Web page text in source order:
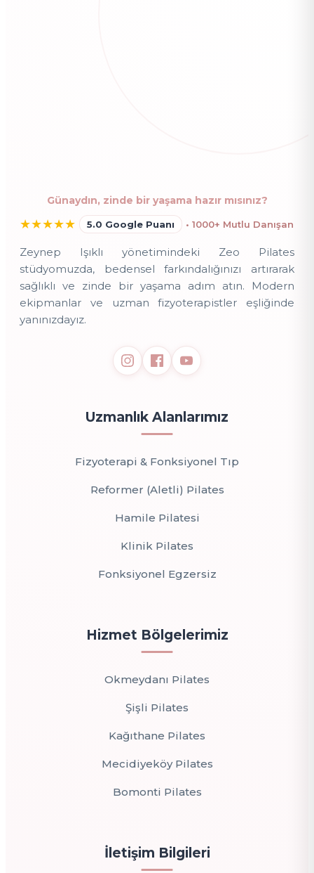
Günaydın, zinde bir yaşama hazır mısınız?
★★★★★ 5.0 Google Puanı • 1000+ Mutlu Danışan
Zeynep Işıklı yönetimindeki Zeo Pilates
stüdyomuzda, bedensel farkındalığınızı artırarak
sağlıklı ve zinde bir yaşama adım atın. Modern
ekipmanlar ve uzman fizyoterapistler eşliğinde
yanınızdayız.
Uzmanlık Alanlarımız
Fizyoterapi & Fonksiyonel Tıp
Reformer (Aletli) Pilates
Hamile Pilatesi
Klinik Pilates
Fonksiyonel Egzersiz
Hizmet Bölgelerimiz
Okmeydanı Pilates
Şişli Pilates
Kağıthane Pilates
Mecidiyeköy Pilates
Bomonti Pilates
İletişim Bilgileri